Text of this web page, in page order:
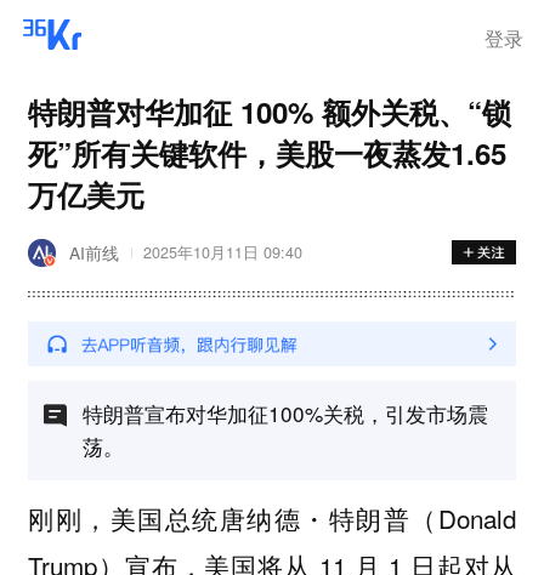
登录
特朗普对华加征 100% 额外关税、“锁
死”所有关键软件，美股一夜蒸发1.65
万亿美元
AI前线 2025年10月11日 09:40
特朗普宣布对华加征100%关税，引发市场震
荡。
刚刚，美国总统唐纳德・特朗普（Donald
Trump）宣布，美国将从 11 月 1 日起对从